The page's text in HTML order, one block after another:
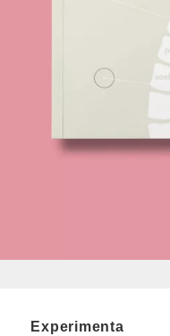
Experimenta